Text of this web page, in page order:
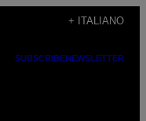
+ ITALIANO
SUBSCRIBENEWSLETTER